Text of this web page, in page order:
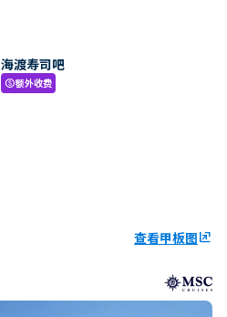
海渡寿司吧
paid额外收费
查看甲板图ungroup